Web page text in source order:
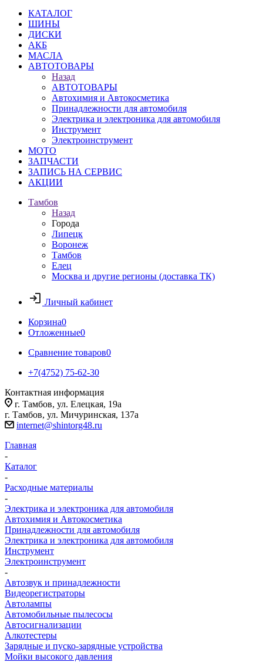
КАТАЛОГ
ШИНЫ
ДИСКИ
АКБ
МАСЛА
АВТОТОВАРЫ
Назад
АВТОТОВАРЫ
Автохимия и Автокосметика
Принадлежности для автомобиля
Электрика и электроника для автомобиля
Инструмент
Электроинструмент
МОТО
ЗАПЧАСТИ
ЗАПИСЬ НА СЕРВИС
АКЦИИ
Тамбов
Назад
Города
Липецк
Воронеж
Тамбов
Елец
Москва и другие регионы (доставка ТК)
Личный кабинет
Корзина0
Отложенные0
Сравнение товаров0
+7(4752) 75-62-30
Контактная информация
г. Тамбов, ул. Елецкая, 19а
г. Тамбов, ул. Мичуринская, 137а
internet@shintorg48.ru
Главная
-
Каталог
-
Расходные материалы
-
Электрика и электроника для автомобиля
Автохимия и Автокосметика
Принадлежности для автомобиля
Электрика и электроника для автомобиля
Инструмент
Электроинструмент
-
Автозвук и принадлежности
Видеорегистраторы
Автолампы
Автомобильные пылесосы
Автосигнализации
Алкотестеры
Зарядные и пуско-зарядные устройства
Мойки высокого давления